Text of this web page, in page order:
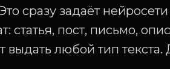
сразу задаёт
статья, пост, письмо,
выдать любой тип